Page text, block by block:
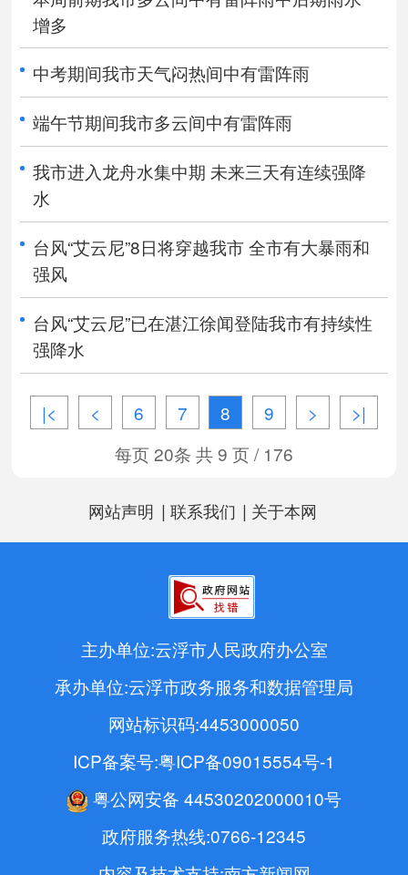
增多
中考期间我市天气闷热间中有雷阵雨
端午节期间我市多云间中有雷阵雨
我市进入龙舟水集中期 未来三天有连续强降
水
台风“艾云尼”8日将穿越我市 全市有大暴雨和
强风
台风“艾云尼”已在湛江徐闻登陆我市有持续性
强降水
|< < 6 7 8 9 >
>|
每页 20条 共 9 页 / 176
网站声明 | 联系我们 | 关于本网
主办单位:云浮市人民政府办公室
承办单位:云浮市政务服务和数据管理局
网站标识码:4453000050
ICP备案号:粤ICP备09015554号-1
粤公网安备 44530202000010号
政府服务热线:0766-12345